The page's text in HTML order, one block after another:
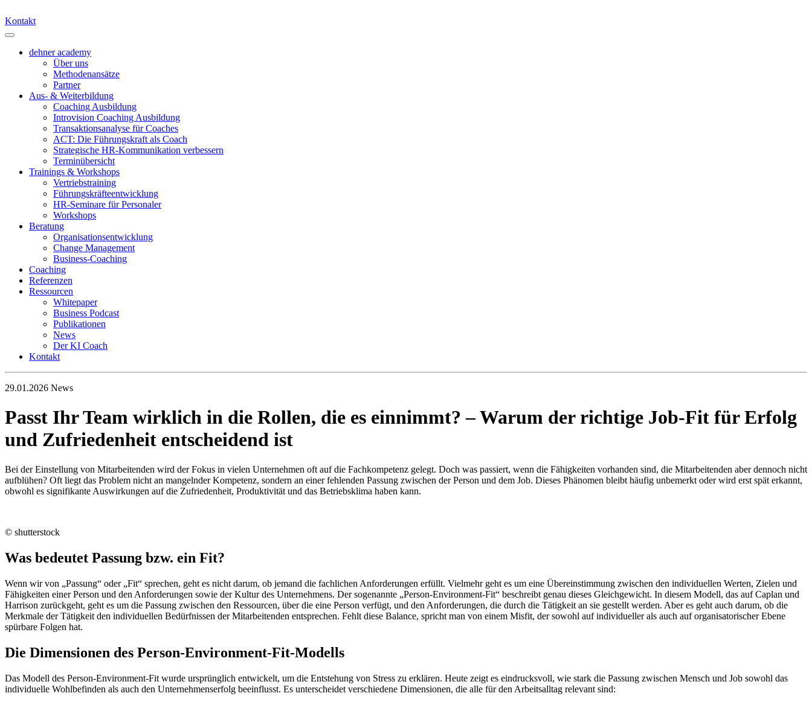
Kontakt
dehner academy
Über uns
Methodenansätze
Partner
Aus- & Weiterbildung
Coaching Ausbildung
Introvision Coaching Ausbildung
Transaktionsanalyse für Coaches
ACT: Die Führungskraft als Coach
Strategische HR-Kommunikation verbessern
Terminübersicht
Trainings & Workshops
Vertriebstraining
Führungskräfteentwicklung
HR-Seminare für Personaler
Workshops
Beratung
Organisationsentwicklung
Change Management
Business-Coaching
Coaching
Referenzen
Ressourcen
Whitepaper
Business Podcast
Publikationen
News
Der KI Coach
Kontakt
29.01.2026 News
Passt Ihr Team wirklich in die Rollen, die es einnimmt? – Warum der richtige Job-Fit für Erfolg
und Zufriedenheit entscheidend ist
Bei der Einstellung von Mitarbeitenden wird der Fokus in vielen Unternehmen oft auf die Fachkompetenz gelegt. Doch was passiert, wenn die Fähigkeiten vorhanden sind, die Mitarbeitenden aber dennoch nicht
aufblühen? Oft liegt das Problem nicht an mangelnder Kompetenz, sondern an einer fehlenden Passung zwischen der Person und dem Job. Dieses Phänomen bleibt häufig unbemerkt oder wird erst spät erkannt,
obwohl es signifikante Auswirkungen auf die Zufriedenheit, Produktivität und das Betriebsklima haben kann.
© shutterstock
Was bedeutet Passung bzw. ein Fit?
Wenn wir von „Passung“ oder „Fit“ sprechen, geht es nicht darum, ob jemand die fachlichen Anforderungen erfüllt. Vielmehr geht es um eine Übereinstimmung zwischen den individuellen Werten, Zielen und
Fähigkeiten einer Person und den Anforderungen sowie der Kultur des Unternehmens. Der sogenannte „Person-Environment-Fit“ beschreibt genau dieses Gleichgewicht. In diesem Modell, das auf Caplan und
Harrison zurückgeht, geht es um die Passung zwischen den Ressourcen, über die eine Person verfügt, und den Anforderungen, die durch die Tätigkeit an sie gestellt werden. Aber es geht auch darum, ob die
Merkmale der Tätigkeit den individuellen Bedürfnissen der Mitarbeitenden entsprechen. Fehlt diese Balance, spricht man von einem Misfit, der sowohl auf individueller als auch auf organisatorischer Ebene
spürbare Folgen hat.
Die Dimensionen des Person-Environment-Fit-Modells
Das Modell des Person-Environment-Fit wurde ursprünglich entwickelt, um die Entstehung von Stress zu erklären. Heute zeigt es eindrucksvoll, wie stark die Passung zwischen Mensch und Job sowohl das
individuelle Wohlbefinden als auch den Unternehmenserfolg beeinflusst. Es unterscheidet verschiedene Dimensionen, die alle für den Arbeitsalltag relevant sind: